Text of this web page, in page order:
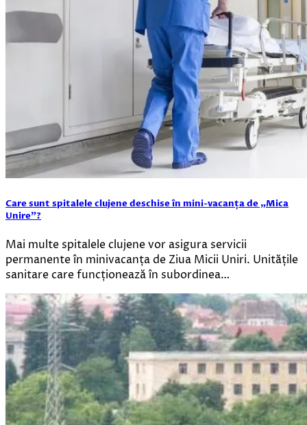
Care sunt spitalele clujene deschise în mini-vacanța de „Mica
Unire”?
Mai multe spitalele clujene vor asigura servicii
permanente în minivacanța de Ziua Micii Uniri. Unitățile
sanitare care funcționează în subordinea…